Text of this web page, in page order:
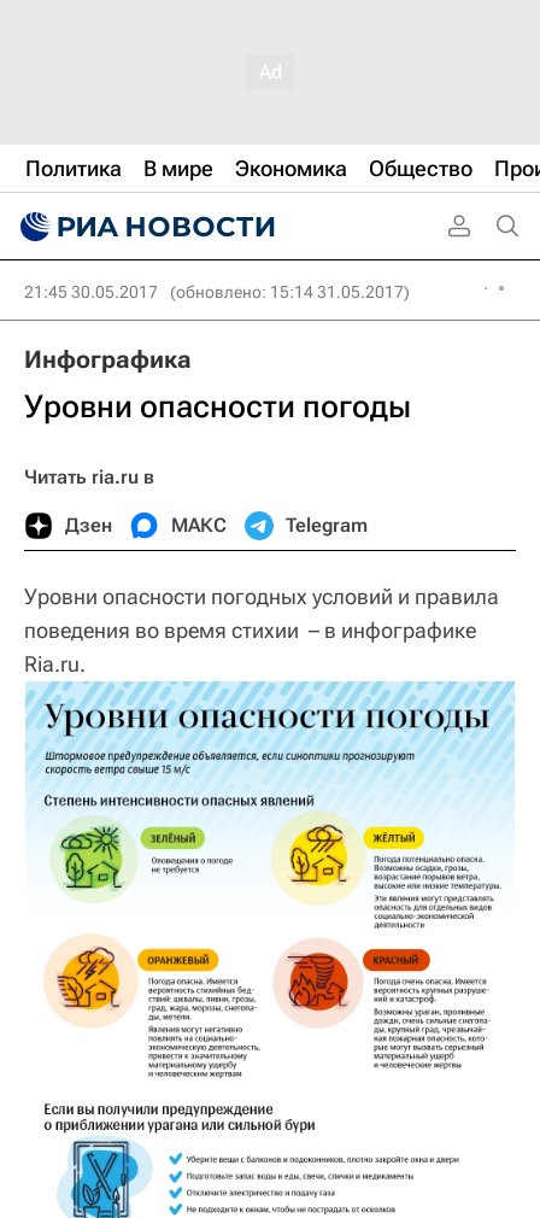
Политика В мире Экономика Общество
21:45 30.05.2017 (обновлено: 15:14 31.05.2017)
Инфографика
Уровни опасности погоды
Читать ria.ru в
Дзен МАКС Telegram
Уровни опасности погодных условий и правила
поведения во время стихии – в инфографике
Ria.ru.